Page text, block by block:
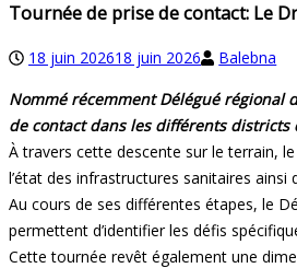
Tournée de prise de contact: Le
18 juin 202618 juin 2026
Balebna
Nommé récemment Délégué régional
de contact dans les différents
À travers cette descente sur le terrain,
l’état des infrastructures sanitaires
Au cours de ses différentes étapes, le
permettent d’identifier les défis
Cette tournée revêt également une